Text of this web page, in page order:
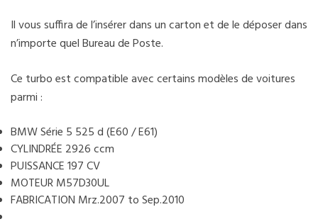
Il vous suffira de l’insérer dans un carton et de le déposer dans
n’importe quel Bureau de Poste.
Ce turbo est compatible avec certains modèles de voitures
parmi :
BMW Série 5 525 d (E60 / E61)
CYLINDRÉE 2926 ccm
PUISSANCE 197 CV
MOTEUR M57D30UL
FABRICATION Mrz.2007 to Sep.2010